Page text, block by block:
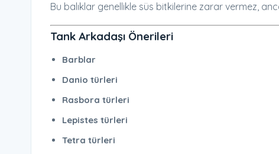
Bu balıklar genellikle süs bitkilerine zarar vermez,
Tank Arkadaşı Önerileri
Barblar
Danio türleri
Rasbora türleri
Lepistes türleri
Tetra türleri